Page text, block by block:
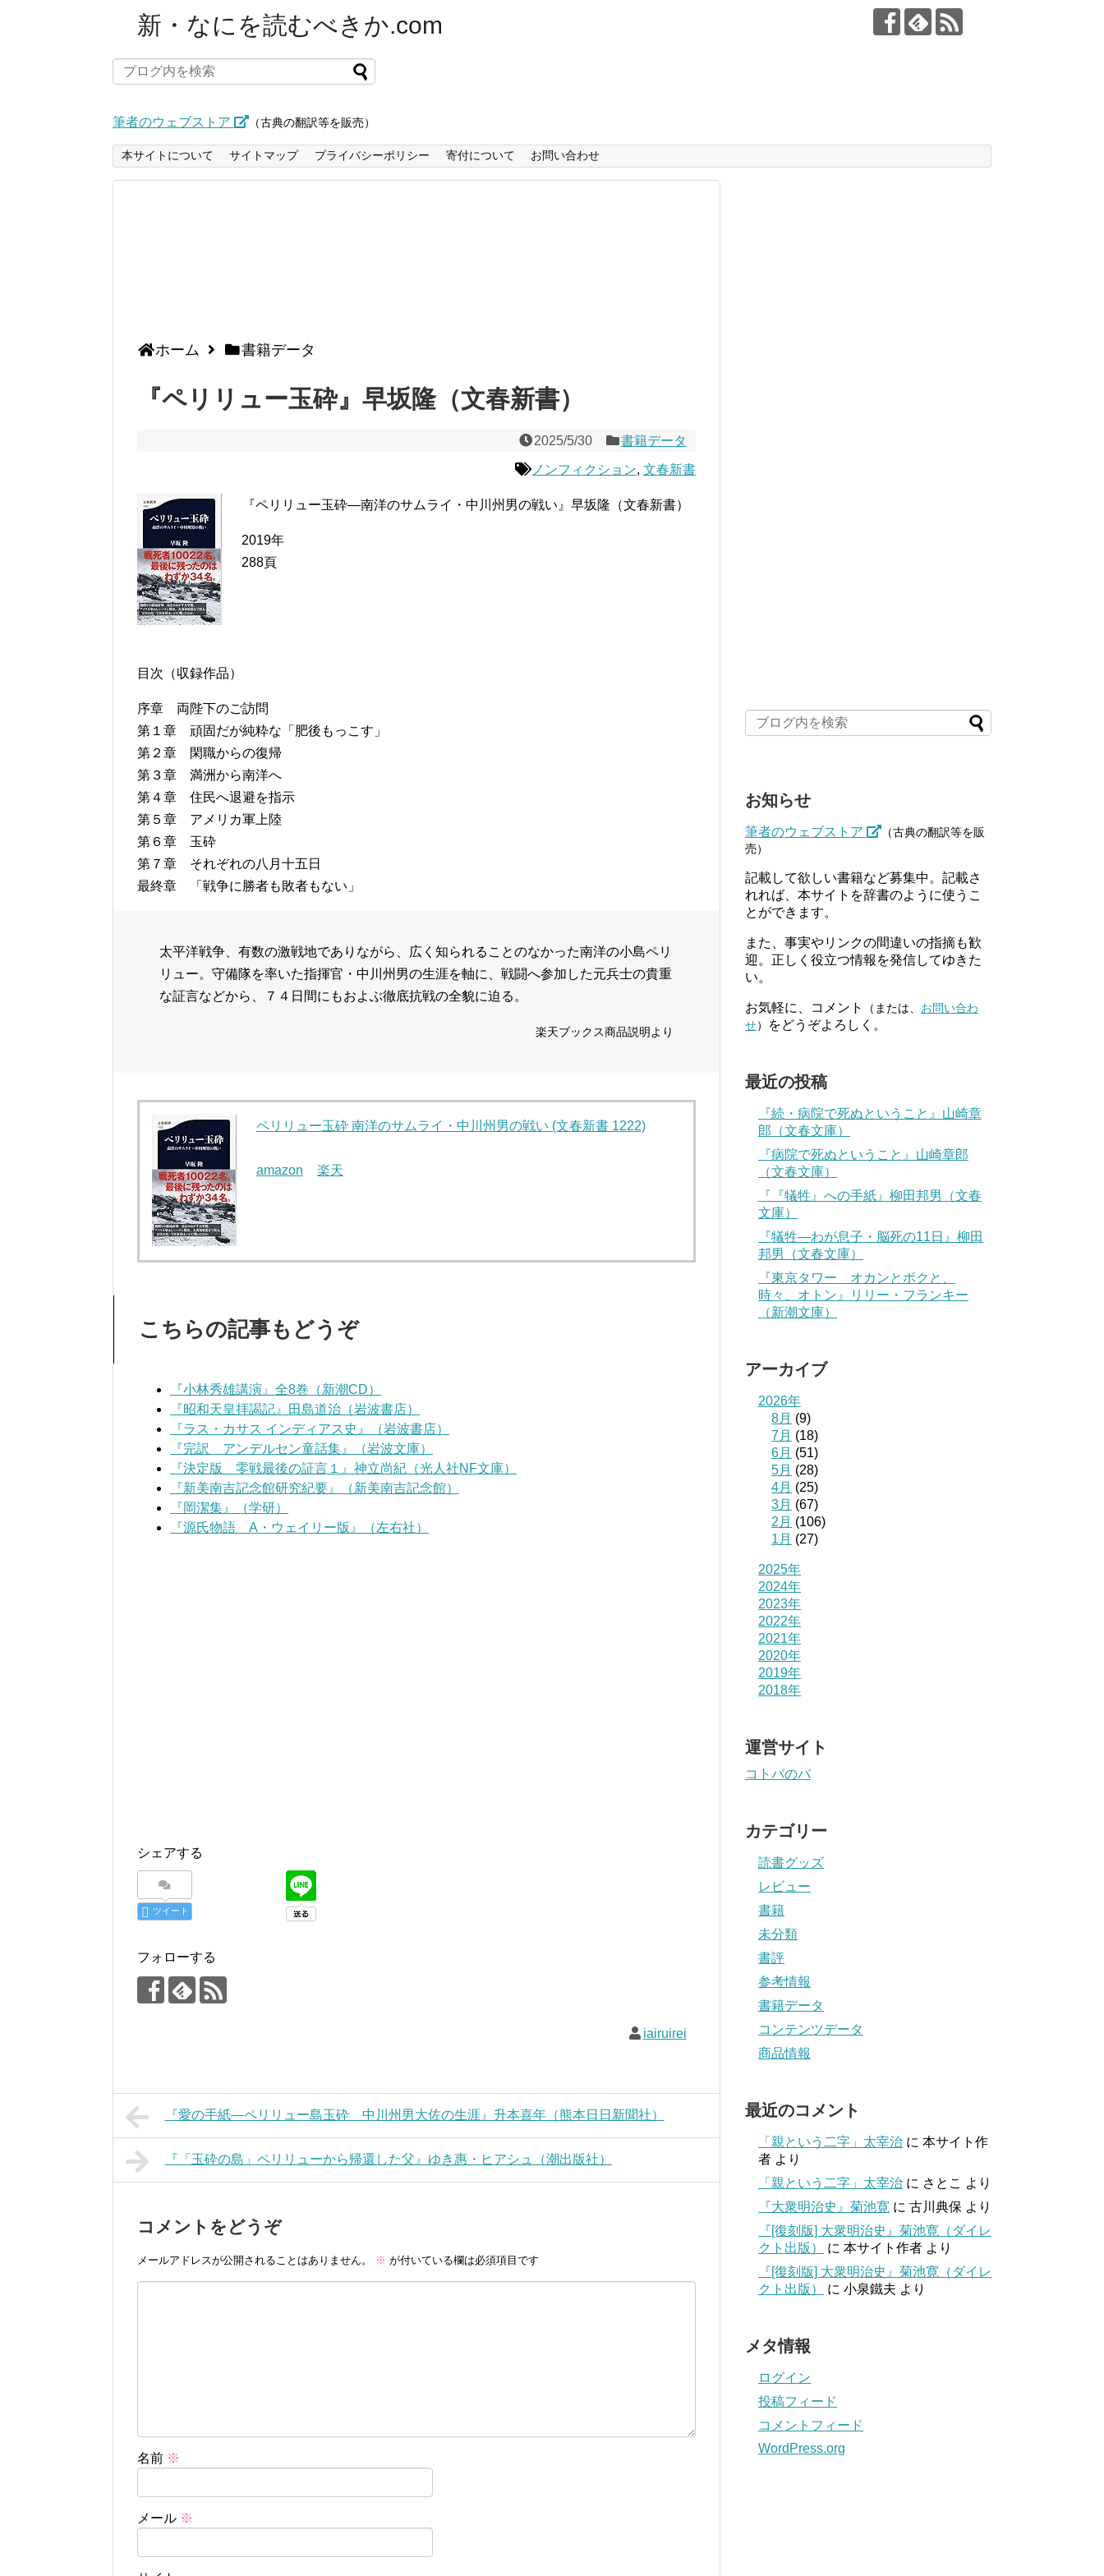
新・なにを読むべきか.com
筆者のウェブストア （古典の翻訳等を販売）
本サイトについて サイトマップ プライバシーポリシー 寄付について お問い合わせ
ホーム 書籍データ
『ペリリュー玉砕』早坂隆（文春新書）
2025/5/30 書籍データ
ノンフィクション, 文春新書
『ペリリュー玉砕―南洋のサムライ・中川州男の戦い』早坂隆（文春新書）
2019年
288頁
目次（収録作品）
序章 両陛下のご訪問
第１章 頑固だが純粋な「肥後もっこす」
第２章 閑職からの復帰
第３章 満洲から南洋へ
第４章 住民へ退避を指示
第５章 アメリカ軍上陸
第６章 玉砕
第７章 それぞれの八月十五日
最終章 「戦争に勝者も敗者もない」
太平洋戦争、有数の激戦地でありながら、広く知られることのなかった南洋の小島ペリ
リュー。守備隊を率いた指揮官・中川州男の生涯を軸に、戦闘へ参加した元兵士の貴重
な証言などから、７４日間にもおよぶ徹底抗戦の全貌に迫る。
楽天ブックス商品説明より
ペリリュー玉砕 南洋のサムライ・中川州男の戦い (文春新書 1222)
amazon 楽天
こちらの記事もどうぞ
『小林秀雄講演』全8巻（新潮CD）
『昭和天皇拝謁記』田島道治（岩波書店）
『ラス・カサス インディアス史』（岩波書店）
『完訳 アンデルセン童話集』（岩波文庫）
『決定版 零戦最後の証言１』神立尚紀（光人社NF文庫）
『新美南吉記念館研究紀要』（新美南吉記念館）
『岡潔集』（学研）
『源氏物語 A・ウェイリー版』（左右社）
シェアする
ツイート
フォローする
iairuirei
『愛の手紙―ペリリュー島玉砕 中川州男大佐の生涯』升本喜年（熊本日日新聞社）
『「玉砕の島」ペリリューから帰還した父』ゆき惠・ヒアシュ（潮出版社）
コメントをどうぞ
メールアドレスが公開されることはありません。 ※ が付いている欄は必須項目です
名前 ※
メール ※
お知らせ
筆者のウェブストア
（古典の翻訳等を販
売）
記載して欲しい書籍など募集中。記載さ
れれば、本サイトを辞書のように使うこ
とができます。
また、事実やリンクの間違いの指摘も歓
迎。正しく役立つ情報を発信してゆきた
い。
お気軽に、コメント （または、 お問い合わ
せ） をどうぞよろしく。
最近の投稿
『続・病院で死ぬということ』山崎章
郎（文春文庫）
『病院で死ぬということ』山崎章郎
（文春文庫）
『『犠牲』への手紙』柳田邦男（文春
文庫）
『犠牲―わが息子・脳死の11日』柳田
邦男（文春文庫）
『東京タワー オカンとボクと、
時々、オトン』リリー・フランキー
（新潮文庫）
アーカイブ
2026年
8月 (9)
7月 (18)
6月 (51)
5月 (28)
4月 (25)
3月 (67)
2月 (106)
1月 (27)
2025年
2024年
2023年
2022年
2021年
2020年
2019年
2018年
運営サイト
コトバのバ
カテゴリー
読書グッズ
レビュー
書籍
未分類
書評
参考情報
書籍データ
コンテンツデータ
商品情報
最近のコメント
「親という二字」太宰治 に 本サイト作
者 より
「親という二字」太宰治 に さとこ より
『大衆明治史』菊池寛 に 古川典保 より
『[復刻版] 大衆明治史』菊池寛（ダイレ
クト出版）
に 本サイト作者 より
『[復刻版] 大衆明治史』菊池寛（ダイレ
クト出版）
に 小泉鐵夫 より
メタ情報
ログイン
投稿フィード
コメントフィード
WordPress.org